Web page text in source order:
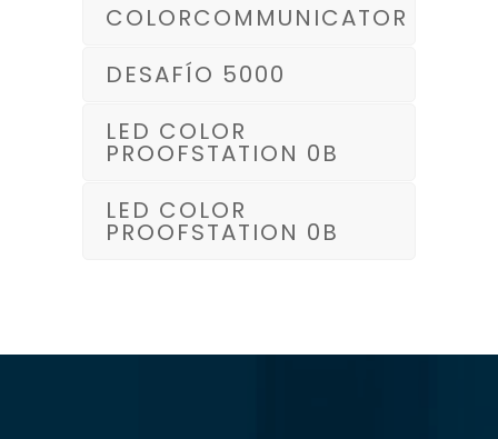
COLORCOMMUNICATOR
DESAFÍO 5000
LED COLOR
PROOFSTATION 0B
LED COLOR
PROOFSTATION 0B